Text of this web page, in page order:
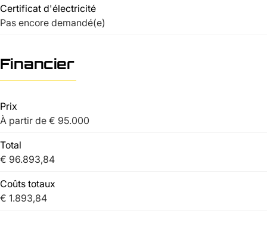
Certificat d'électricité
Pas encore demandé(e)
Financier
Prix
À partir de € 95.000
Total
€ 96.893,84
Coûts totaux
€ 1.893,84